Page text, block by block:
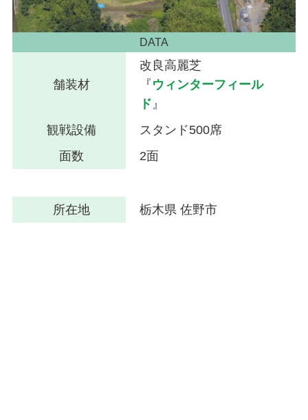
DATA
舗装材
改良高麗芝
『 ウィンターフィール
ド 』
観戦設備
スタンド500席
面数
2面
所在地 栃木県 佐野市